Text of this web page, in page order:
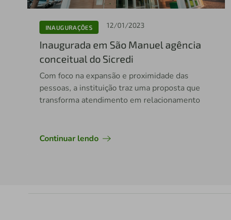
INAUGURAÇÕES 12/01/2023
Inaugurada em São Manuel agência
conceitual do Sicredi
Com foco na expansão e proximidade das
pessoas, a instituição traz uma proposta que
transforma atendimento em relacionamento
Continuar lendo